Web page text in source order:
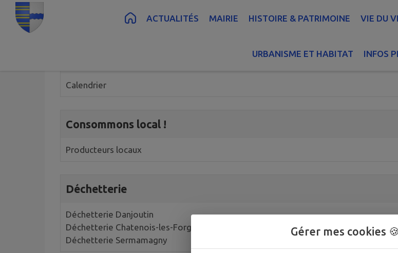
Contenu Recherche Pied de page
ACTUALITÉS MAIRIE HISTOIRE & PATRIMOINE VIE DU
URBANISME ET HABITAT INFOS
Calendrier 2026 de collecte des ordures ménagères
Calendrier
Consommons local !
Producteurs locaux
Déchetterie
Déchetterie Danjoutin
Déchetterie Chatenois-les-Forges
Déchetterie Sermamagny
Gérer mes cookies 🍪